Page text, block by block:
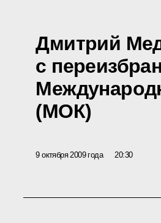
Дмитрий
с
(МОК)
9 октября 2009 года 20:30